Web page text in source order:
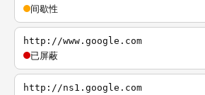
间歇性
http://www.google.com
已屏蔽
http://ns1.google.com